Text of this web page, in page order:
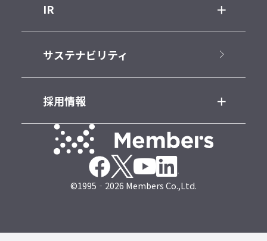
IR
サステナビリティ
採用情報
©1995‐2026 Members Co.,Ltd.